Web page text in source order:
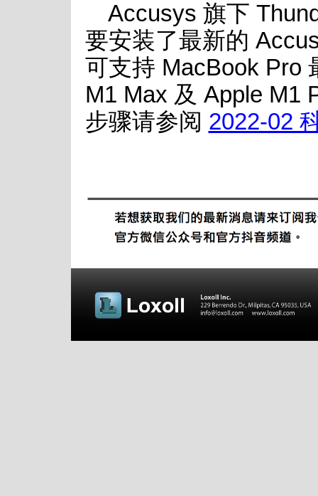
Accusys 旗下
要安装了最新的
可支持 MacBook Pro
M1 Max 及 Apple M1
步骤请参阅 2022-02